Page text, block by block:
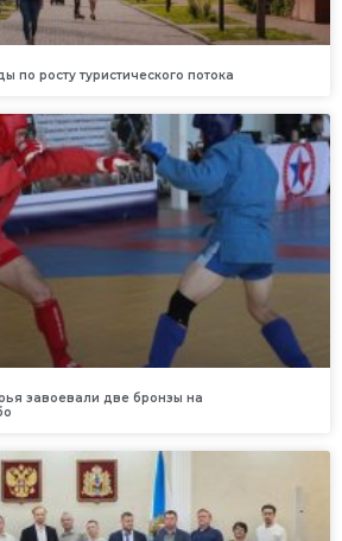
по росту туристического потока
завоевали две бронзы на